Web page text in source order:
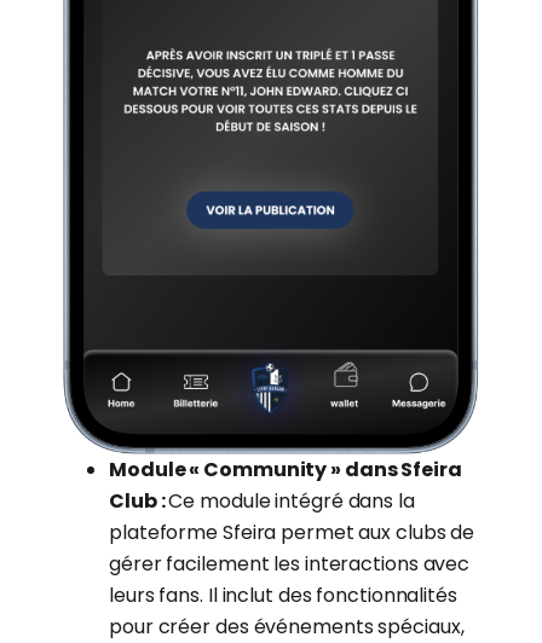
Module « Community » dans Sfeira
Club :Ce module intégré dans la
plateforme Sfeira permet aux clubs de
gérer facilement les interactions avec
leurs fans. Il inclut des fonctionnalités
pour créer des événements spéciaux,